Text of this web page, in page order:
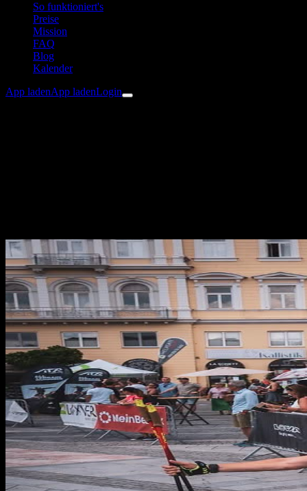
So funktioniert's
Preise
Mission
FAQ
Blog
Kalender
App ladenApp ladenLogin